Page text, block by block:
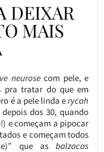
DEIXAR
MAIS
neurosecom pele, e
pra tratar do que em
é a pele linda erycah
dos 30, quando
e começam a pipocar
e começam todos
que asbalzacas